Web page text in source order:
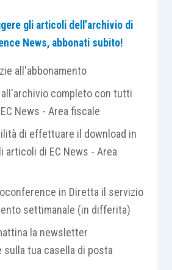
societaria delle PMI, spesso
o poche famiglie
futura, limitando gli
a quanto strettamente
e preferendo ampiamente il
bancario
rispetto
di capitali propri
i settori industriali nei quali le
una posizione di leadership,
netta prevalenza di settori
crescita futura
gli articoli dell’archivio di
News, abbonati subito!
all'abbonamento
completo con tutti
News - Area fiscale
di effettuare il download in
articoli di EC News - Area
in Diretta il servizio
settimanale (in differita)
la newsletter
tua casella di posta